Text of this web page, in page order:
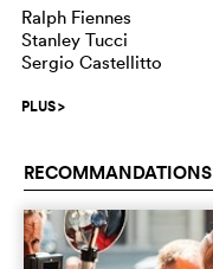
Ralph Fiennes
Stanley Tucci
Sergio Castellitto
PLUS>
RECOMMANDATIONS